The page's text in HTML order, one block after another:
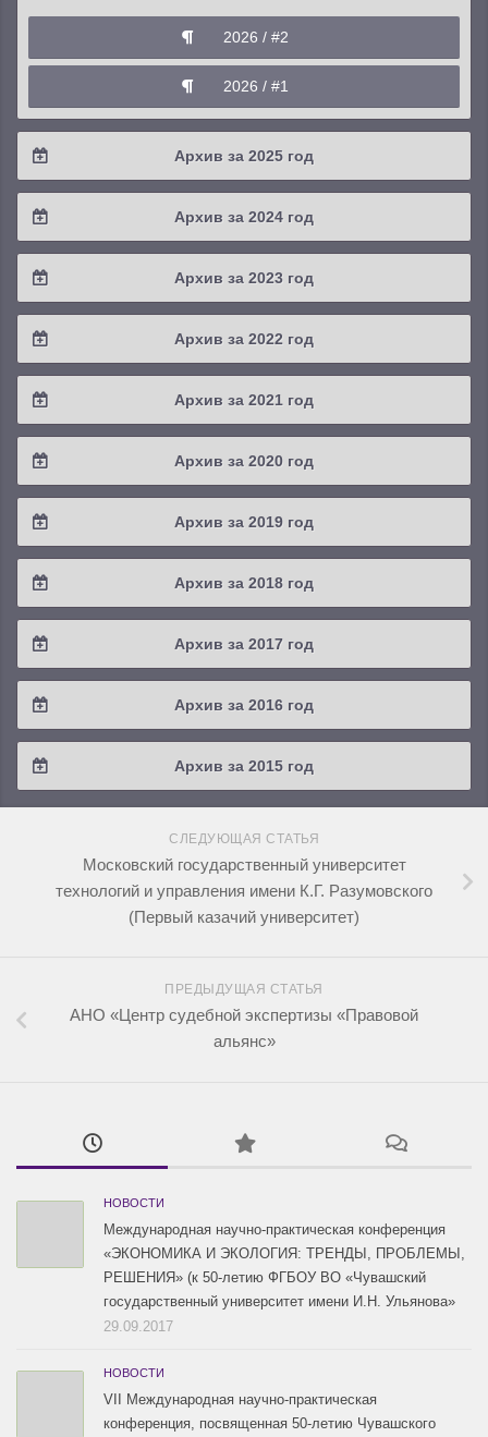
2026 / #2
2026 / #1
Архив за 2025 год
2025 / #4
2025 / #3
2025 / #1
Архив за 2024 год
2024 / #4
2024 / #3
2024 / #1
Архив за 2023 год
2023 / #4
2023 / #3
2023 / #1
Архив за 2022 год
2022 / #4
2022 / #3
2022 / #1
Архив за 2021 год
2021 / #4
2021 / #3
2021 / #1
Архив за 2020 год
2020 / #4
2020 / #3
2020 / #1
Архив за 2019 год
2019 / #4
2019 / #3
2019 / #1
Архив за 2018 год
2018 / #4
2018 / #3
2018 / #1
Архив за 2017 год
2017 / #4
2017 / #3
2017 / #1
Архив за 2016 год
2016 / #4
2016 / #3
2016 / #2
2016 / #1
Архив за 2015 год
2015 / #3
СЛЕДУЮЩАЯ СТАТЬЯ
Московский государственный университет
технологий и управления имени К.Г. Разумовского
(Первый казачий университет)
ПРЕДЫДУЩАЯ СТАТЬЯ
АНО «Центр судебной экспертизы «Правовой
альянс»
НОВОСТИ
Международная научно-практическая конференция
«ЭКОНОМИКА И ЭКОЛОГИЯ: ТРЕНДЫ, ПРОБЛЕМЫ,
РЕШЕНИЯ» (к 50-летию ФГБОУ ВО «Чувашский
государственный университет имени И.Н. Ульянова»
29.09.2017
НОВОСТИ
VII Международная научно-практическая
конференция, посвященная 50-летию Чувашского